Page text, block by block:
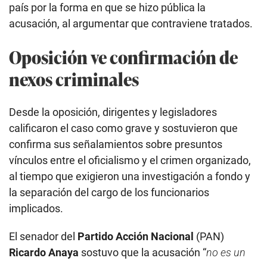
país por la forma en que se hizo pública la
acusación, al argumentar que contraviene tratados.
Oposición ve confirmación de
nexos criminales
Desde la oposición, dirigentes y legisladores
calificaron el caso como grave y sostuvieron que
confirma sus señalamientos sobre presuntos
vínculos entre el oficialismo y el crimen organizado,
al tiempo que exigieron una investigación a fondo y
la separación del cargo de los funcionarios
implicados.
El senador del Partido Acción Nacional (PAN)
Ricardo Anaya sostuvo que la acusación “no es un